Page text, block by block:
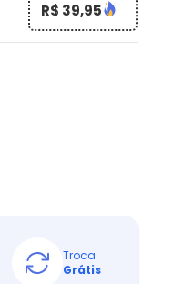
R$ 39,95
Troca
Grátis